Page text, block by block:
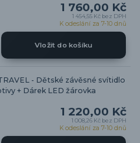
1 760,00 Kč
1 454,55 Kč bez DPH
K odeslání za 7-10 dnů
Vložit do košíku
- Dětské závěsné svítidlo
+ Dárek LED žárovka
1 220,00 Kč
1 008,26 Kč bez DPH
K odeslání za 7-10 dnů